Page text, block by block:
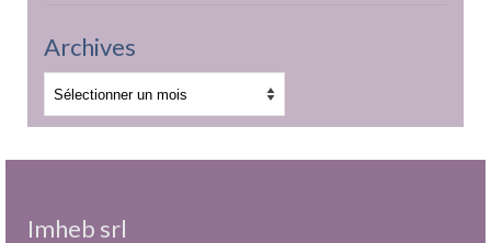
Archives
Imheb srl